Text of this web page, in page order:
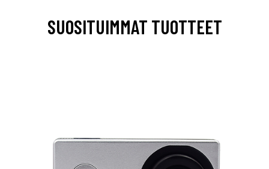
SUOSITUIMMAT TUOTTEET